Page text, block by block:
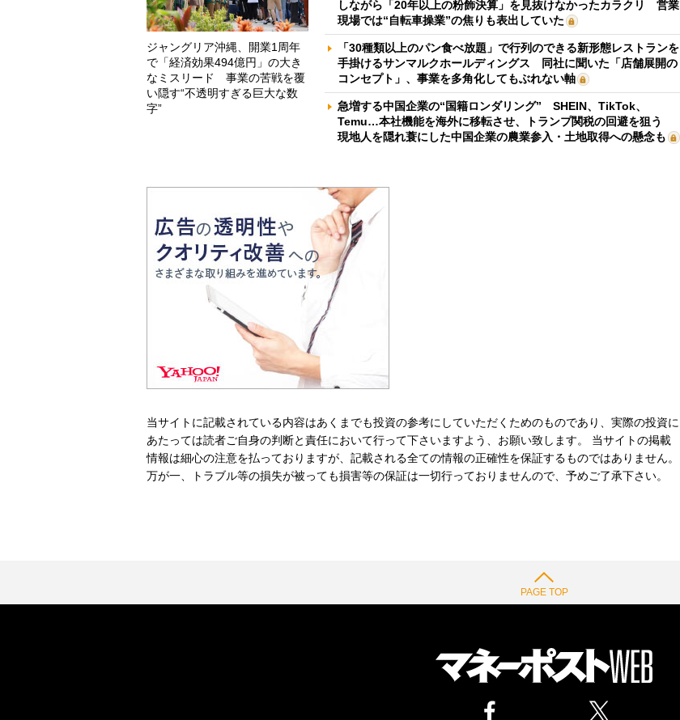
ジャングリア沖縄、開業1周年
で「経済効果494億円」の大き
なミスリード 事業の苦戦を覆
い隠す“不透明すぎる巨大な数
字”
しながら「20年以上の粉飾決算」を見抜けなかったカラクリ 営業
現場では“自転車操業”の焦りも表出していた
「30種類以上のパン食べ放題」で行列のできる新形態レストランを
手掛けるサンマルクホールディングス 同社に聞いた「店舗展開の
コンセプト」、事業を多角化してもぶれない軸
急増する中国企業の“国籍ロンダリング” SHEIN、TikTok、
Temu…本社機能を海外に移転させ、トランプ関税の回避を狙う
現地人を隠れ蓑にした中国企業の農業参入・土地取得への懸念も
当サイトに記載されている内容はあくまでも投資の参考にしていただくためのものであり、実際の投資に
あたっては読者ご自身の判断と責任において行って下さいますよう、お願い致します。 当サイトの掲載
情報は細心の注意を払っておりますが、記載される全ての情報の正確性を保証するものではありません。
万が一、トラブル等の損失が被っても損害等の保証は一切行っておりませんので、予めご了承下さい。
PAGE TOP